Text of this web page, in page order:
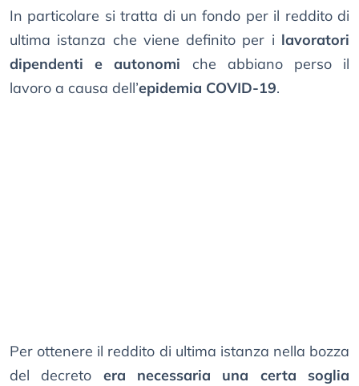
In particolare si tratta di un fondo per il reddito di
ultima istanza che viene definito per i lavoratori
dipendenti e autonomi che abbiano perso il
lavoro a causa dell’epidemia COVID-19.
Per ottenere il reddito di ultima istanza nella bozza
del decreto era necessaria una certa soglia